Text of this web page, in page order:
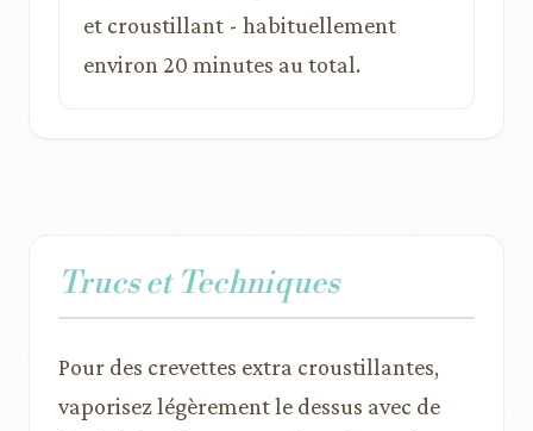
et croustillant - habituellement
environ 20 minutes au total.
Trucs et Techniques
Pour des crevettes extra croustillantes,
vaporisez légèrement le dessus avec de